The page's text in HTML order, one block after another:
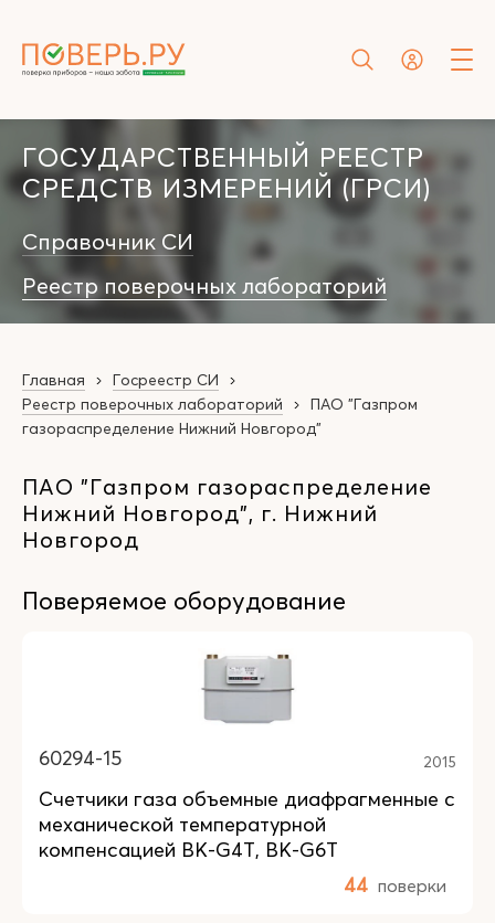
ГОСУДАРСТВЕННЫЙ РЕЕСТР
СРЕДСТВ ИЗМЕРЕНИЙ (ГРСИ)
Справочник СИ
Реестр поверочных лабораторий
Главная
Госреестр СИ
Реестр поверочных лабораторий
ПАО "Газпром
газораспределение Нижний Новгород"
ПАО "Газпром газораспределение
Нижний Новгород", г. Нижний
Новгород
Поверяемое оборудование
60294-15 2015
Счетчики газа объемные диафрагменные с
механической температурной
компенсацией ВК-G4T, ВК-G6T
44 поверки